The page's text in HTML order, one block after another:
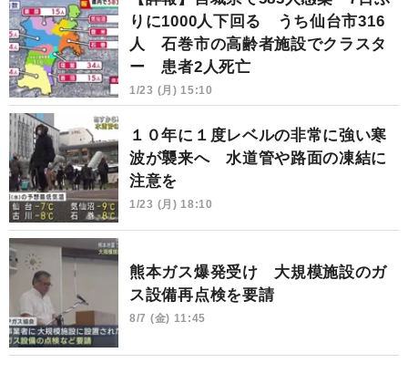
りに1000人下回る うち仙台市316
人 石巻市の高齢者施設でクラスタ
ー 患者2人死亡
1/23 (月) 15:10
１０年に１度レベルの非常に強い寒
波が襲来へ 水道管や路面の凍結に
注意を
1/23 (月) 18:10
熊本ガス爆発受け 大規模施設のガ
ス設備再点検を要請
8/7 (金) 11:45